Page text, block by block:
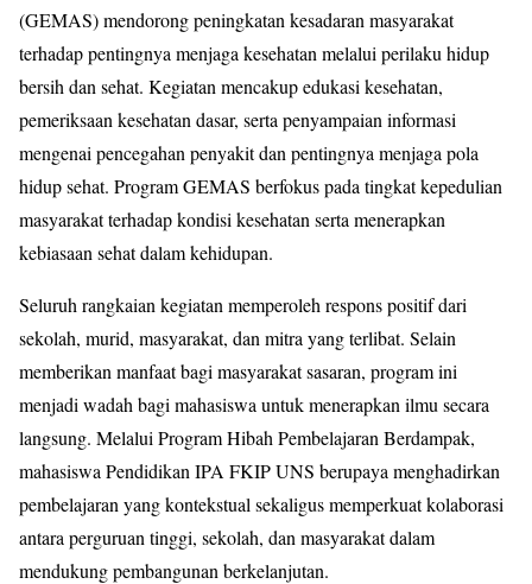
(GEMAS) mendorong peningkatan kesadaran masyarakat
terhadap pentingnya menjaga kesehatan melalui perilaku hidup
bersih dan sehat. Kegiatan mencakup edukasi kesehatan,
pemeriksaan kesehatan dasar, serta penyampaian informasi
mengenai pencegahan penyakit dan pentingnya menjaga pola
hidup sehat. Program GEMAS berfokus pada tingkat kepedulian
masyarakat terhadap kondisi kesehatan serta menerapkan
kebiasaan sehat dalam kehidupan.
Seluruh rangkaian kegiatan memperoleh respons positif dari
sekolah, murid, masyarakat, dan mitra yang terlibat. Selain
memberikan manfaat bagi masyarakat sasaran, program ini
menjadi wadah bagi mahasiswa untuk menerapkan ilmu secara
langsung. Melalui Program Hibah Pembelajaran Berdampak,
mahasiswa Pendidikan IPA FKIP UNS berupaya menghadirkan
pembelajaran yang kontekstual sekaligus memperkuat kolaborasi
antara perguruan tinggi, sekolah, dan masyarakat dalam
mendukung pembangunan berkelanjutan.